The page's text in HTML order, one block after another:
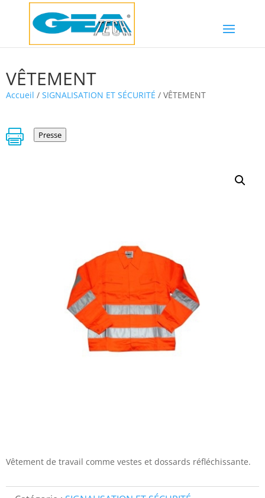
VÊTEMENT
Accueil / SIGNALISATION ET SÉCURITÉ / VÊTEMENT
 Presse
Vêtement de travail comme vestes et dossards réfléchissante.